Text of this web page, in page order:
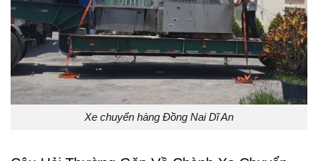
Xe chuyển hàng Đồng Nai Dĩ An